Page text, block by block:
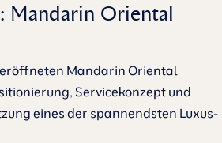
Mandarin Oriental
Mandarin Oriental
Servicekonzept und
eines der spannendsten Luxus-